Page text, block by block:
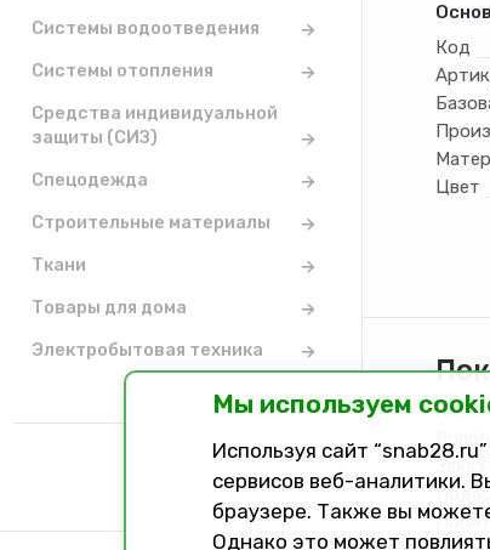
Системы водоотведения
Системы отопления
Средства индивидуальной
защиты (СИЗ)
Спецодежда
Строительные материалы
Ткани
Товары для дома
Электробытовая техника
Код
Цвет
Мы используем
Используя сайт
сервисов веб-аналитики.
браузере. Также вы
Однако это может